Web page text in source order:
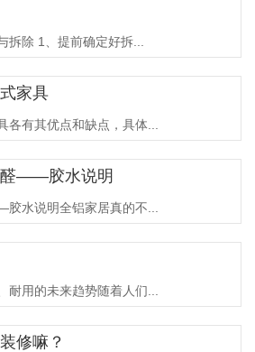
拆除 1、提前确定好拆...
家具
各有其优点和缺点，具体...
醛——胶水说明
水说明全铝家居真的不...
耐用的未来趋势随着人们...
修嘛？